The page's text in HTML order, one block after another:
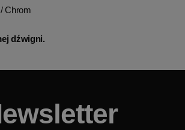
Chrom
dźwigni.